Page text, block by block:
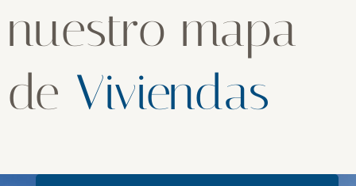
nuestro mapa
de Viviendas